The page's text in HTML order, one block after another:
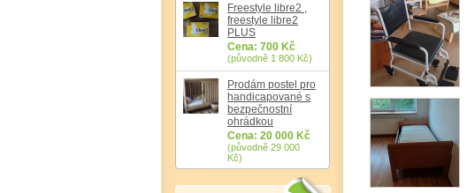
Freestyle libre2 ,
freestyle libre2
PLUS
Cena: 700 Kč
(původně 1 800 Kč)
Prodám postel pro
handicapované s
bezpečnostní
ohrádkou
Cena: 20 000 Kč
(původně 29 000
Kč)